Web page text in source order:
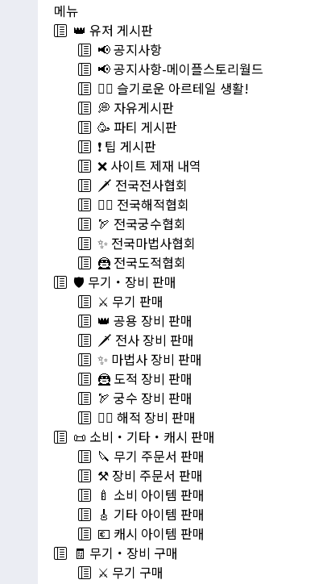
메뉴
👑 유저 게시판
📢 공지사항
📢 공지사항-메이플스토리월드
💁‍♂ 슬기로운 아르테일 생활!
💭 자유게시판
🥳 파티 게시판
❗️ 팁 게시판
❌ 사이트 제재 내역
🗡️ 전국전사협회
🏴‍☠️ 전국해적협회
🏹 전국궁수협회
✨ 전국마법사협회
🦹 전국도적협회
🛡️ 무기・장비 판매
⚔️ 무기 판매
👑 공용 장비 판매
🗡️ 전사 장비 판매
✨ 마법사 장비 판매
🦹 도적 장비 판매
🏹 궁수 장비 판매
🏴‍☠️ 해적 장비 판매
📜 소비・기타・캐시 판매
🔪 무기 주문서 판매
⚒️ 장비 주문서 판매
🍼 소비 아이템 판매
🎸 기타 아이템 판매
💶 캐시 아이템 판매
🧾 무기・장비 구매
⚔️ 무기 구매